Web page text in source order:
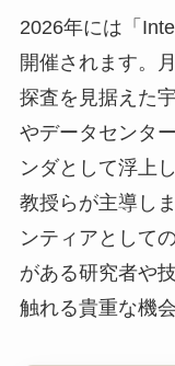
2026年には「
開催されます。
探査を見据えた
やデータセンタ
ンダとして浮上
教授らが主導し
ンティアとして
がある研究者や
触れる貴重な機